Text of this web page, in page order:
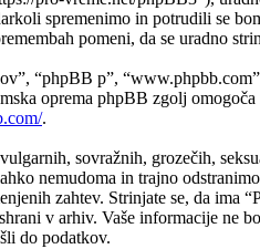
spremenimo in potrudili se
pomeni, da se uradno
“phpBB p”,
oprema phpBB zgolj
.
sovražnih, grozečih,
nemudoma in trajno
zahtev. Strinjate se, da ima
v arhiv. Vaše informacije ne
do podatkov.